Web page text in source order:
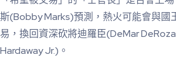
斯(Bobby Marks)預測，熱火可能會與國
易，換回資深砍將迪羅臣(DeMar
Hardaway Jr.)。